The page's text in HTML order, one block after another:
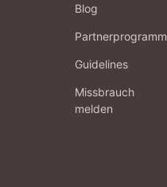
Blog
Partnerprogramm
Guidelines
Missbrauch
melden